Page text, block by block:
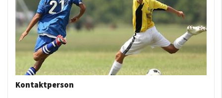
Kontaktperson